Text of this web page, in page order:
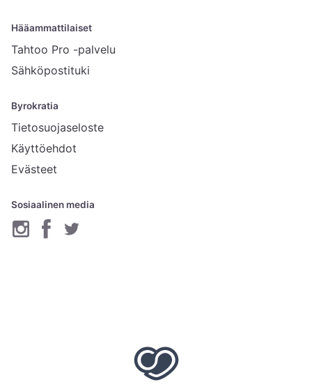
Hääammattilaiset
Tahtoo Pro -palvelu
Sähköpostituki
Byrokratia
Tietosuojaseloste
Käyttöehdot
Evästeet
Sosiaalinen media